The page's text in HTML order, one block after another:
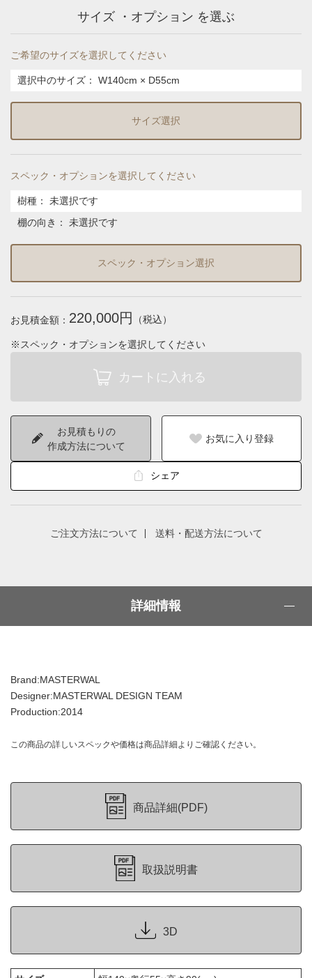
サイズ ・オプション を選ぶ
ご希望のサイズを選択してください
選択中のサイズ： W140cm × D55cm
サイズ選択
スペック・オプションを選択してください
樹種 ：
未選択です
棚の向き ： 未選択です
スペック・オプション選択
お見積金額： 220,000円 （税込）
※スペック・オプションを選択してください
お見積もりの
作成方法について
お気に入り登録
シェア
ご注文方法について 送料・配送方法について
詳細情報
Brand:MASTERWAL
Designer:MASTERWAL DESIGN TEAM
Production:2014
この商品の詳しいスペックや価格は商品詳細よりご確認ください。
商品詳細(PDF)
取扱説明書
3D